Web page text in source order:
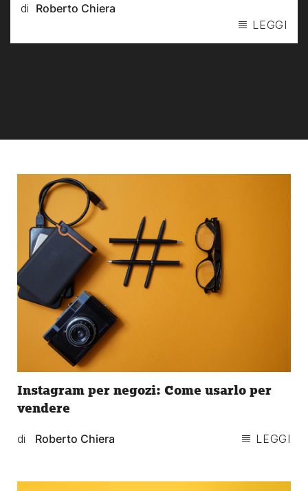
di Roberto Chiera
LEGGI
Instagram per negozi: Come usarlo per
vendere
di Roberto Chiera LEGGI